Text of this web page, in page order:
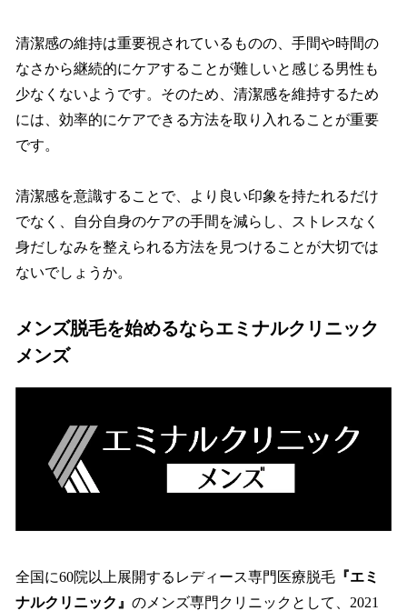
清潔感の維持は重要視されているものの、手間や時間の
なさから継続的にケアすることが難しいと感じる男性も
少なくないようです。そのため、清潔感を維持するため
には、効率的にケアできる方法を取り入れることが重要
です。
清潔感を意識することで、より良い印象を持たれるだけ
でなく、自分自身のケアの手間を減らし、ストレスなく
身だしなみを整えられる方法を見つけることが大切では
ないでしょうか。
メンズ脱毛を始めるならエミナルクリニック
メンズ
全国に60院以上展開するレディース専門医療脱毛 『エミ
ナルクリニック』 のメンズ専門クリニックとして、2021